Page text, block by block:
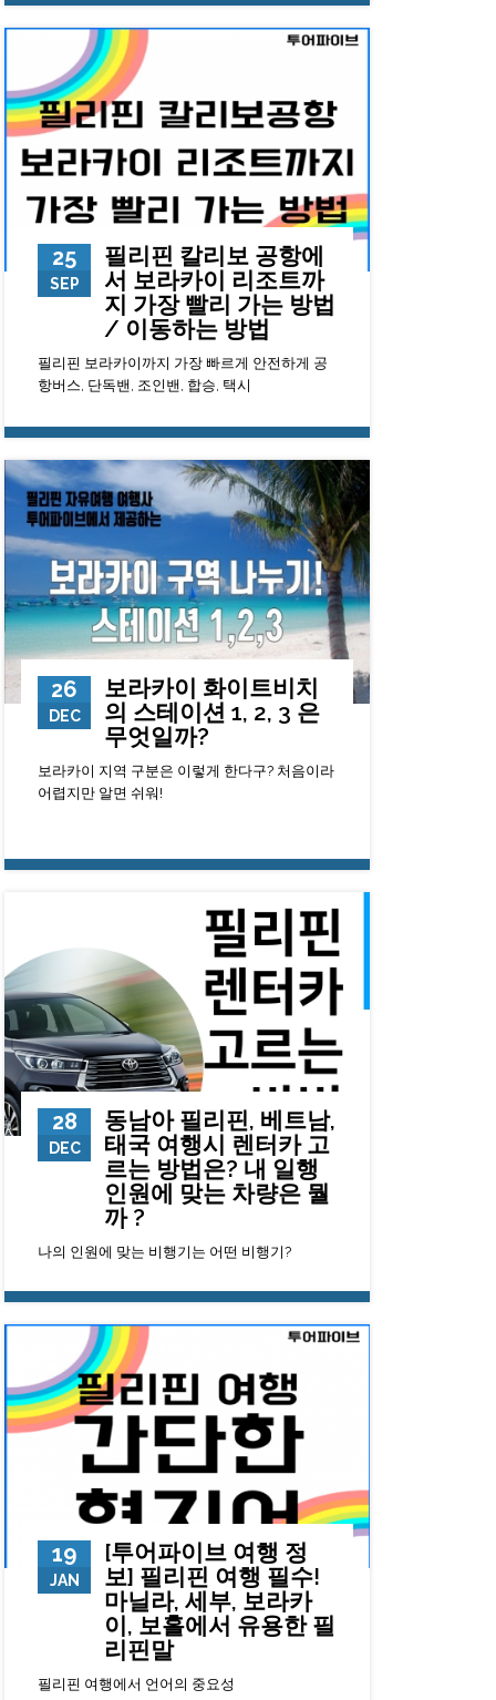
1898 0 23
25
SEP
필리핀 칼리보 공항에
서 보라카이 리조트까
지 가장 빨리 가는 방법
/ 이동하는 방법
필리핀 보라카이까지 가장 빠르게 안전하게 공
항버스, 단독밴, 조인밴, 합승, 택시
13650 0 23
26
DEC
보라카이 화이트비치
의 스테이션 1, 2, 3 은
무엇일까?
보라카이 지역 구분은 이렇게 한다구? 처음이라
어렵지만 알면 쉬워!
136980 0 23
28
DEC
동남아 필리핀, 베트남,
태국 여행시 렌터카 고
르는 방법은? 내 일행
인원에 맞는 차량은 뭘
까 ?
나의 인원에 맞는 비행기는 어떤 비행기?
6580 0 23
19
JAN
[투어파이브 여행 정
보] 필리핀 여행 필수!
마닐라, 세부, 보라카
이, 보홀에서 유용한 필
리핀말
필리핀 여행에서 언어의 중요성